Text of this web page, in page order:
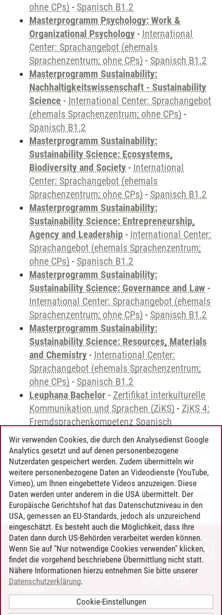
ohne CPs) - Spanisch B1.2
Masterprogramm Psychology: Work &
Organizational Psychology - International
Center: Sprachangebot (ehemals
Sprachenzentrum; ohne CPs) - Spanisch B1.2
Masterprogramm Sustainability:
Nachhaltigkeitswissenschaft - Sustainability
Science - International Center: Sprachangebot
(ehemals Sprachenzentrum; ohne CPs) -
Spanisch B1.2
Masterprogramm Sustainability:
Sustainability Science: Ecosystems,
Biodiversity and Society - International
Center: Sprachangebot (ehemals
Sprachenzentrum; ohne CPs) - Spanisch B1.2
Masterprogramm Sustainability:
Sustainability Science: Entrepreneurship,
Agency and Leadership - International Center:
Sprachangebot (ehemals Sprachenzentrum;
ohne CPs) - Spanisch B1.2
Masterprogramm Sustainability:
Sustainability Science: Governance and Law -
International Center: Sprachangebot (ehemals
Sprachenzentrum; ohne CPs) - Spanisch B1.2
Masterprogramm Sustainability:
Sustainability Science: Resources, Materials
and Chemistry - International Center:
Sprachangebot (ehemals Sprachenzentrum;
ohne CPs) - Spanisch B1.2
Leuphana Bachelor - Zertifikat interkulturelle
Kommunikation und Sprachen (ZiKS) - ZiKS 4:
Fremdsprachenkompetenz Spanisch
zusätzliche Angebote- International Center:
Sprachangebot (ehemals Sprachenzentrum)
Sprachangebot und Sonderveranstaltungen
Timo Leder/30.06.2024
KONTAKT
LEUPHANA ALS ARBEITGEBER
INTRANET
Wir verwenden Cookies, die durch den Analysedienst Google
Analytics gesetzt und auf denen personenbezogene
Nutzerdaten gespeichert werden. Zudem übermitteln wir
weitere personenbezogene Daten an Videodienste (YouTube,
Vimeo), um Ihnen eingebettete Videos anzuzeigen. Diese
Daten werden unter anderem in die USA übermittelt. Der
Europäische Gerichtshof hat das Datenschutzniveau in den
USA, gemessen an EU-Standards, jedoch als unzureichend
eingeschätzt. Es besteht auch die Möglichkeit, dass Ihre
Daten dann durch US-Behörden verarbeitet werden können.
Wenn Sie auf "Nur notwendige Cookies verwenden" klicken,
findet die vorgehend beschriebene Übermittlung nicht statt.
Nähere Informationen hierzu entnehmen Sie bitte unserer
Datenschutzerklärung.
Cookie-Einstellungen